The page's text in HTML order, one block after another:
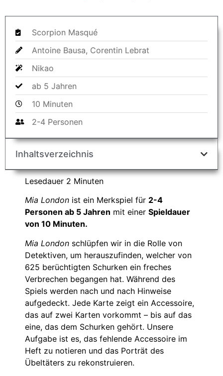
Lesedauer 2 Minuten
Mia London ist ein Merkspiel für 2-4
Personen ab 5 Jahren mit einer Spieldauer
von 10 Minuten.
Mia London schlüpfen wir in die Rolle von
Detektiven, um herauszufinden, welcher von
625 berüchtigten Schurken ein freches
Verbrechen begangen hat. Während des
Spiels werden nach und nach Hinweise
aufgedeckt. Jede Karte zeigt ein Accessoire,
das auf zwei Karten vorkommt – bis auf das
eine, das dem Schurken gehört. Unsere
Aufgabe ist es, das fehlende Accessoire im
Heft zu notieren und das Porträt des
Übeltäters zu rekonstruieren.
Scorpion Masqué
Antoine Bausa, Corentin Lebrat
Nikao
ab 5 Jahren
10 Minuten
2-4 Personen
Inhaltsverzeichnis